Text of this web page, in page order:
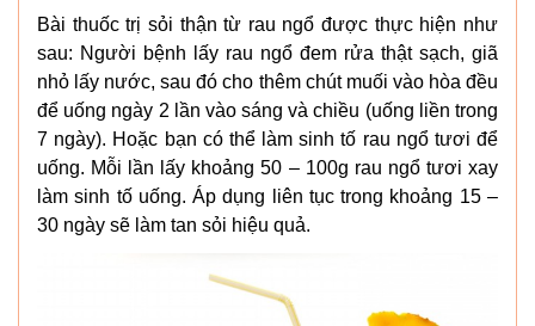
Bài thuốc trị sỏi thận từ rau ngổ được thực hiện như
sau: Người bệnh lấy rau ngổ đem rửa thật sạch, giã
nhỏ lấy nước, sau đó cho thêm chút muối vào hòa đều
để uống ngày 2 lần vào sáng và chiều (uống liền trong
7 ngày). Hoặc bạn có thể làm sinh tố rau ngổ tươi để
uống. Mỗi lần lấy khoảng 50 – 100g rau ngổ tươi xay
làm sinh tố uống. Áp dụng liên tục trong khoảng 15 –
30 ngày sẽ làm tan sỏi hiệu quả.